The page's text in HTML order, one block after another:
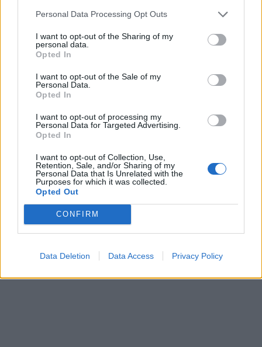
Personal Data Processing Opt Outs
I want to opt-out of the Sharing of my
personal data.
Opted In
I want to opt-out of the Sale of my
Personal Data.
Opted In
I want to opt-out of processing my
Personal Data for Targeted Advertising.
Opted In
I want to opt-out of Collection, Use,
Retention, Sale, and/or Sharing of my
Personal Data that Is Unrelated with the
Purposes for which it was collected.
Opted Out
CONFIRM
Data Deletion Data Access Privacy Policy
In evidenza